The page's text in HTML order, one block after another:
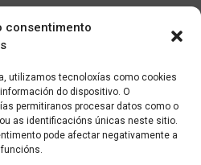
consentimento
utilizamos tecnoloxías como cookies
do dispositivo. O
permitiranos procesar datos como o
as identificacións únicas neste sitio.
pode afectar negativamente a